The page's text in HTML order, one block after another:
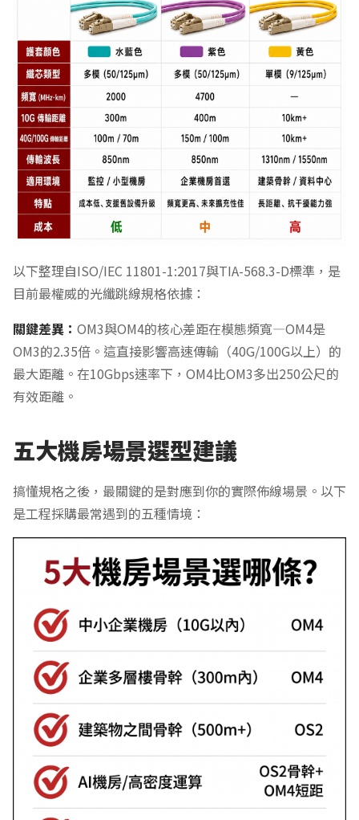
以下整理自ISO/IEC 11801-1:2017與TIA-568.3-D標準，是
目前最權威的光纖跳線規格依據：
關鍵差異： OM3與OM4的核心差距在模態頻寬—OM4是
OM3的2.35倍。這直接影響高速傳輸（40G/100G以上）的
最大距離。在10Gbps速率下，OM4比OM3多出250公尺的
有效距離。
五大機房場景選型建議
搞懂規格之後，最關鍵的是對應到你的實際佈線場景。以下
是工程採購最常遇到的五種情境：